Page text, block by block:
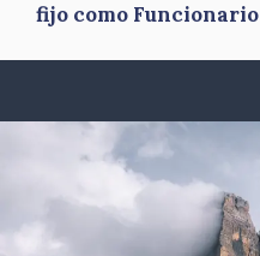
fijo como Funcionario